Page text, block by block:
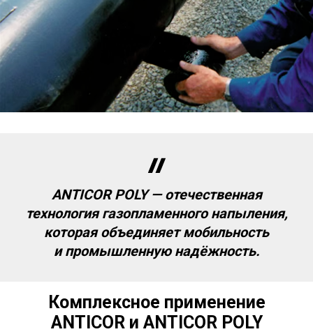
ANTICOR POLY — отечественная
технология газопламенного напыления,
которая объединяет мобильность
и промышленную надёжность.
Комплексное применение
ANTICOR и ANTICOR POLY